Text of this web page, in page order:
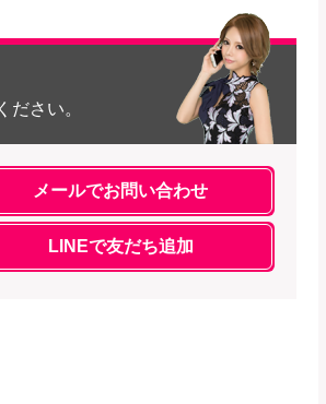
さい。
メールでお問い合わせ
LINEで友だち追加